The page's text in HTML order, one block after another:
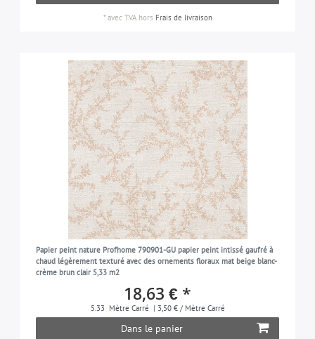
*avec TVAhors Frais de livraison
Papier peint nature Profhome 790901-GU papier peint intissé gaufré à
chaud légèrement texturé avec des ornements floraux mat beige blanc-
crème brun clair 5,33 m2
18,63 € *
5.33 Mètre Carré | 3,50 € / Mètre Carré
Dans le panier